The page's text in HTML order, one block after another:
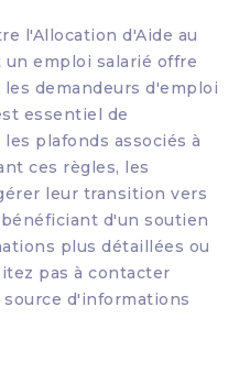
l'Allocation d'Aide au
un emploi salarié offre
demandeurs d'emploi
essentiel de
plafonds associés à
ces règles, les
leur transition vers
d'un soutien
plus détaillées ou
pas à contacter
source d'informations